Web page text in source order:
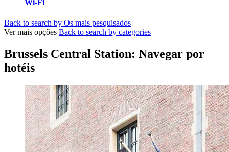
Wi-Fi
Back to search by Os mais pesquisados
Ver mais opções Back to search by categories
Brussels Central Station: Navegar por
hotéis